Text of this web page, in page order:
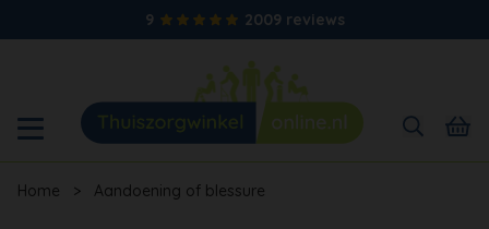
9 2009 reviews
Home > Aandoening of blessure